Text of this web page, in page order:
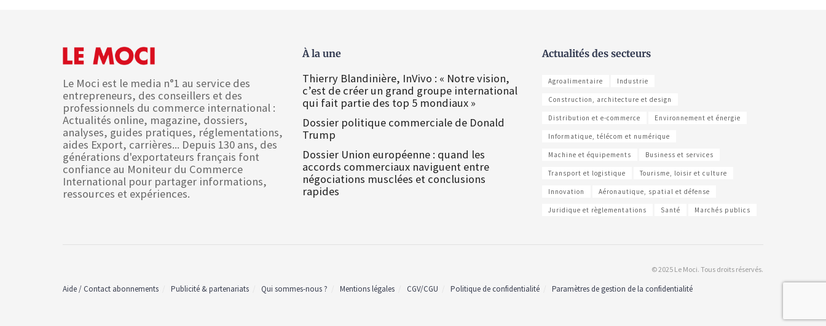
Le Moci est le media n°1 au service des
entrepreneurs, des conseillers et des
professionnels du commerce international :
Actualités online, magazine, dossiers,
analyses, guides pratiques, réglementations,
aides Export, carrières... Depuis 130 ans, des
générations d'exportateurs français font
confiance au Moniteur du Commerce
International pour partager informations,
ressources et expériences.
À la une
Thierry Blandinière, InVivo : « Notre vision,
c’est de créer un grand groupe international
qui fait partie des top 5 mondiaux »
Dossier politique commerciale de Donald
Trump
Dossier Union européenne : quand les
accords commerciaux naviguent entre
négociations musclées et conclusions
rapides
Actualités des secteurs
Agroalimentaire Industrie
Construction, architecture et design
Distribution et e-commerce Environnement et énergie
Informatique, télécom et numérique
Machine et équipements Business et services
Transport et logistique Tourisme, loisir et culture
Innovation Aéronautique, spatial et défense
Juridique et règlementations Santé Marchés publics
© 2025 Le Moci. Tous droits réservés.
Aide / Contact abonnements Publicité & partenariats Qui sommes-nous ? Mentions légales CGV/CGU Politique de confidentialité Paramètres de gestion de la confidentialité